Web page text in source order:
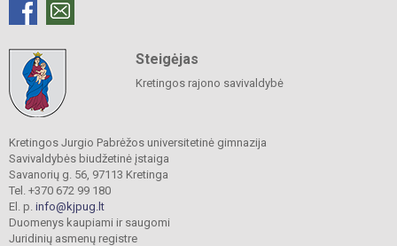
Steigėjas
Kretingos rajono savivaldybė
Kretingos Jurgio Pabrėžos universitetinė gimnazija
Savivaldybės biudžetinė įstaiga
Savanorių g. 56, 97113 Kretinga
Tel. +370 672 99 180
El. p. info@kjpug.lt
Duomenys kaupiami ir saugomi
Juridinių asmenų registre